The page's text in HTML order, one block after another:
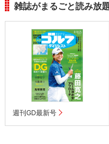
雑誌がまるごと読み放
週刊GD最新号